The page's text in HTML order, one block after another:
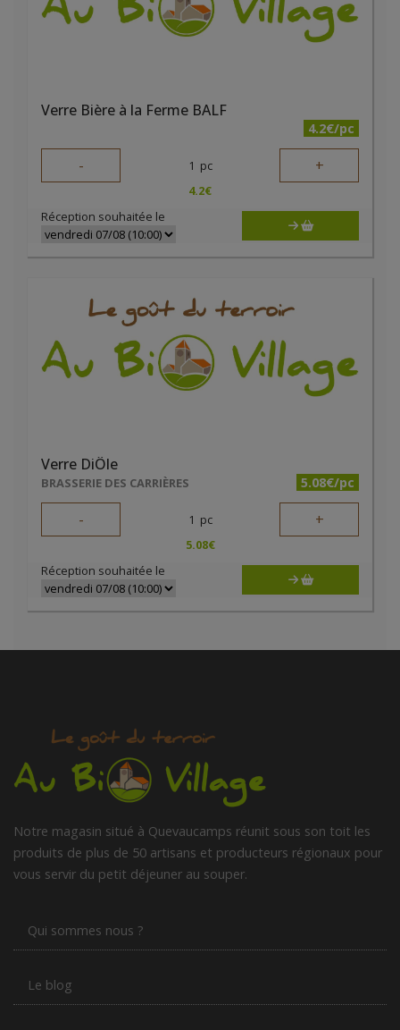
Verre Bière à la Ferme BALF
4.2€/pc
- 1 pc +
4.2€
Réception souhaitée le
Verre DiÔle
BRASSERIE DES CARRIÈRES 5.08€/pc
- 1 pc +
5.08€
Réception souhaitée le
Notre magasin situé à Quevaucamps réunit sous son toit les
produits de plus de 50 artisans et producteurs régionaux pour
vous servir du petit déjeuner au souper.
Qui sommes nous ?
Le blog